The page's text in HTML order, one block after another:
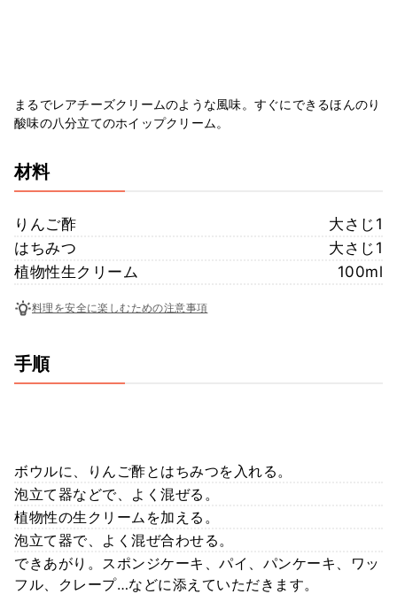
まるでレアチーズクリームのような風味。すぐにできるほんのり
酸味の八分立てのホイップクリーム。
材料
りんご酢
大さじ1
はちみつ
大さじ1
植物性生クリーム
100ml
料理を安全に楽しむための注意事項
手順
ボウルに、りんご酢とはちみつを入れる。
泡立て器などで、よく混ぜる。
植物性の生クリームを加える。
泡立て器で、よく混ぜ合わせる。
できあがり。スポンジケーキ、パイ、パンケーキ、ワッ
フル、クレープ…などに添えていただきます。